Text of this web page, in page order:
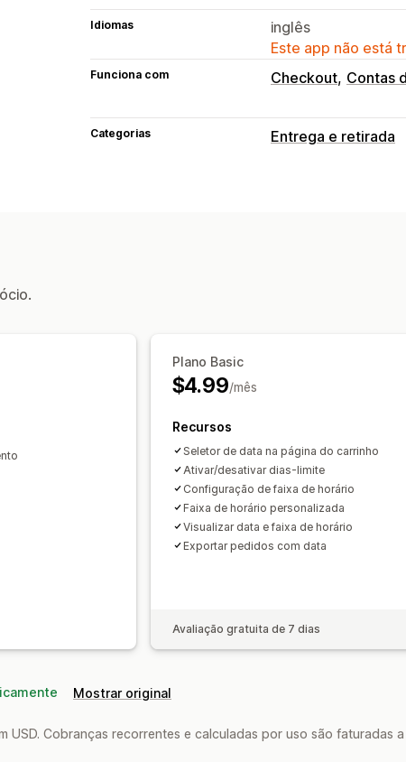
Idiomas
inglês
Este app não está
Funciona com Checkout Contas
Categorias Entrega e retirada
Plano Basic
$4.99/mês
Recursos
Seletor de data na página do carrinho
Ativar/desativar dias-limite
Configuração de faixa de horário
Faixa de horário personalizada
Visualizar data e faixa de horário
Exportar pedidos com data
Avaliação gratuita de 7 dias
Mostrar original
USD. Cobranças recorrentes e calculadas por uso são faturadas